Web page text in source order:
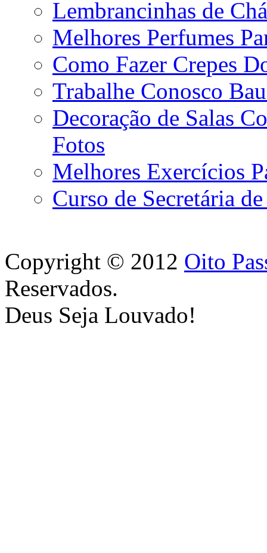
Lembrancinhas de
Melhores Perfumes
Como Fazer Crepes
Trabalhe Conosco
Decoração de Salas
Fotos
Melhores Exercícios
Curso de Secretária
Copyright © 2012 Oito
Reservados.
Deus Seja Louvado!